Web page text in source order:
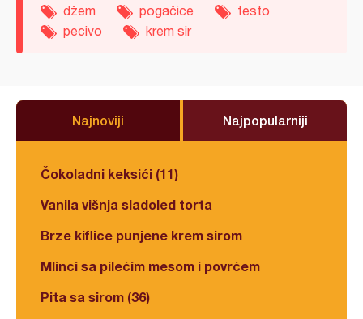
džem pogačice
testo
pecivo
krem sir
Najnoviji Najpopularniji
Čokoladni keksići (11)
Vanila višnja sladoled torta
Brze kiflice punjene krem sirom
Mlinci sa pilećim mesom i povrćem
Pita sa sirom (36)